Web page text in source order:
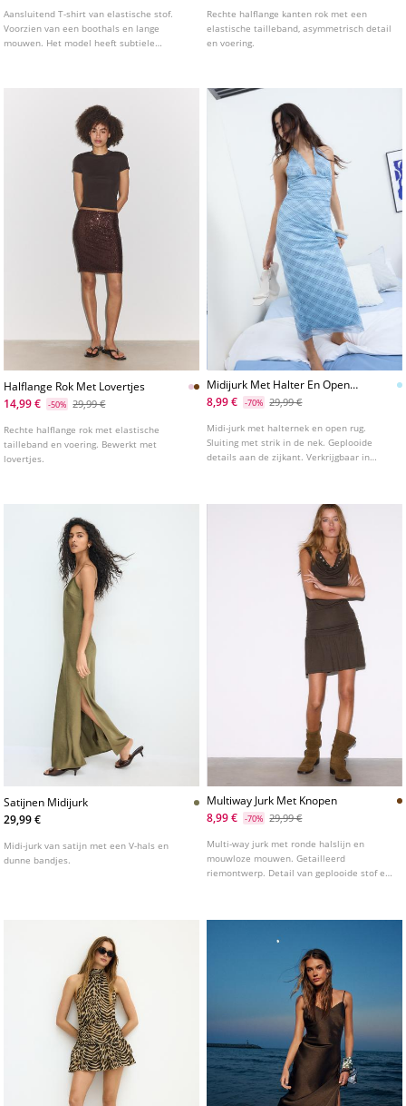
Aansluitend T-shirt van elastische stof.
Voorzien van een boothals en lange
mouwen. Het model heeft subtiele
Rechte halflange kanten rok met een
elastische tailleband, asymmetrisch detail
en voering.
Halflange Rok Met Lovertjes
14,99 €
-50% 29,99 €
Rechte halflange rok met elastische
tailleband en voering. Bewerkt met
lovertjes.
Midijurk Met Halter En Open
Rug
8,99 € -70% 29,99 €
Midi-jurk met halternek en open rug.
Sluiting met strik in de nek. Geplooide
details aan de zijkant. Verkrijgbaar in
Satijnen Midijurk
29,99 €
Midi-jurk van satijn met een V-hals en
dunne bandjes.
Multiway Jurk Met Knopen
8,99 €
-70% 29,99 €
Multi-way jurk met ronde halslijn en
mouwloze mouwen. Getailleerd
riemontwerp. Detail van geplooide stof en